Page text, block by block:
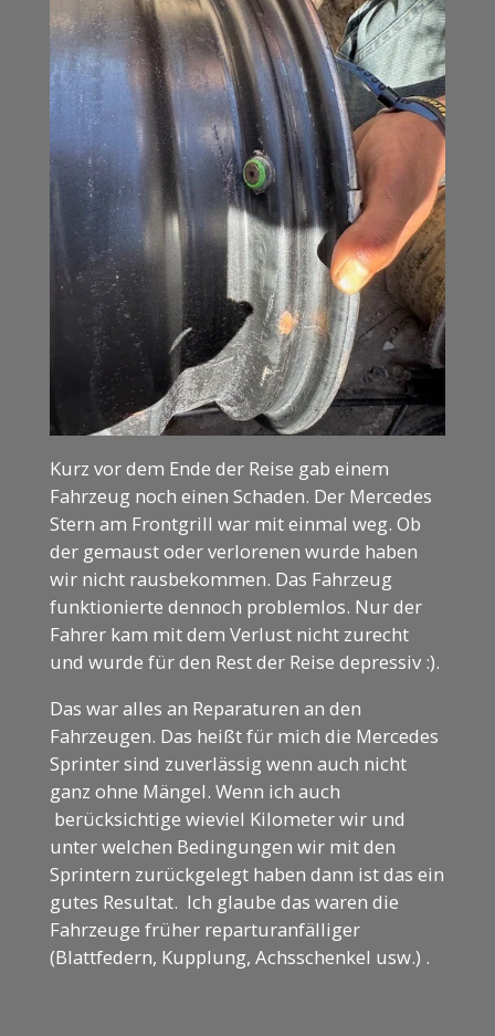
Kurz vor dem Ende der Reise gab einem
Fahrzeug noch einen Schaden. Der Mercedes
Stern am Frontgrill war mit einmal weg. Ob
der gemaust oder verlorenen wurde haben
wir nicht rausbekommen. Das Fahrzeug
funktionierte dennoch problemlos. Nur der
Fahrer kam mit dem Verlust nicht zurecht
und wurde für den Rest der Reise depressiv :).
Das war alles an Reparaturen an den
Fahrzeugen. Das heißt für mich die Mercedes
Sprinter sind zuverlässig wenn auch nicht
ganz ohne Mängel. Wenn ich auch
berücksichtige wieviel Kilometer wir und
unter welchen Bedingungen wir mit den
Sprintern zurückgelegt haben dann ist das ein
gutes Resultat. Ich glaube das waren die
Fahrzeuge früher reparturanfälliger
(Blattfedern, Kupplung, Achsschenkel usw.) .